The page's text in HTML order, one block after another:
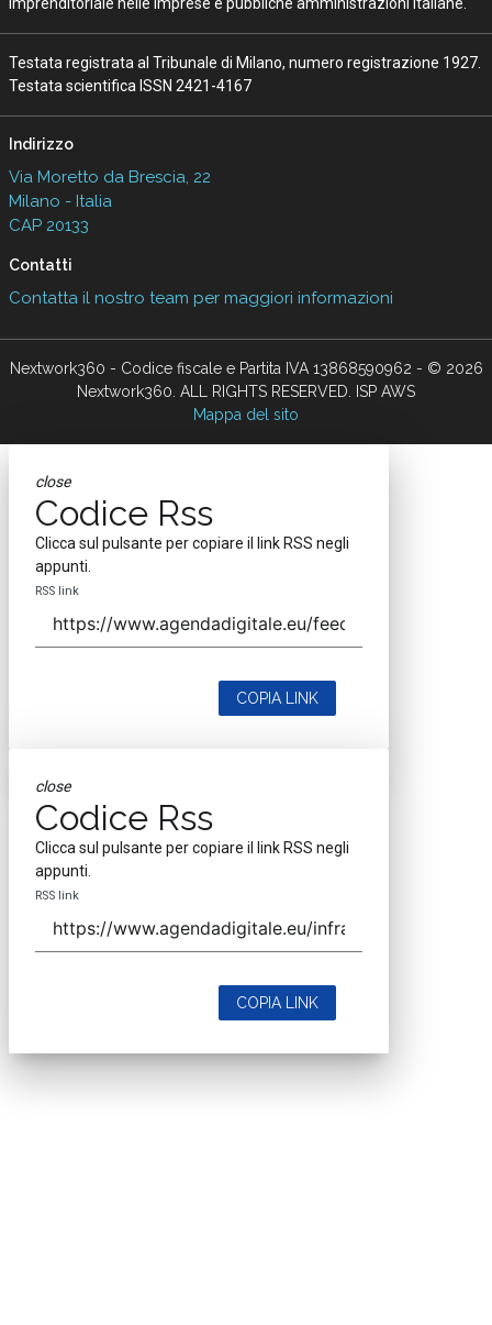
Testata registrata al Tribunale di Milano, numero registrazione 1927.
Testata scientifica ISSN 2421-4167
Indirizzo
Via Moretto da Brescia, 22
Milano - Italia
CAP 20133
Contatti
Contatta il nostro team per maggiori informazioni
Nextwork360 - Codice fiscale e Partita IVA 13868590962 - © 2026
Nextwork360. ALL RIGHTS RESERVED. ISP AWS
Mappa del sito
close
Codice Rss
Clicca sul pulsante per copiare il link RSS negli
appunti.
RSS link
COPIA LINK
close
Codice Rss
Clicca sul pulsante per copiare il link RSS negli
appunti.
RSS link
COPIA LINK